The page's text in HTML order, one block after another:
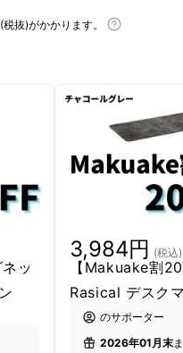
抜)がかかります。
ッ
3,984円 (税込)
【Makuake割
Rasical デスク
のサポーター
2026年01月末